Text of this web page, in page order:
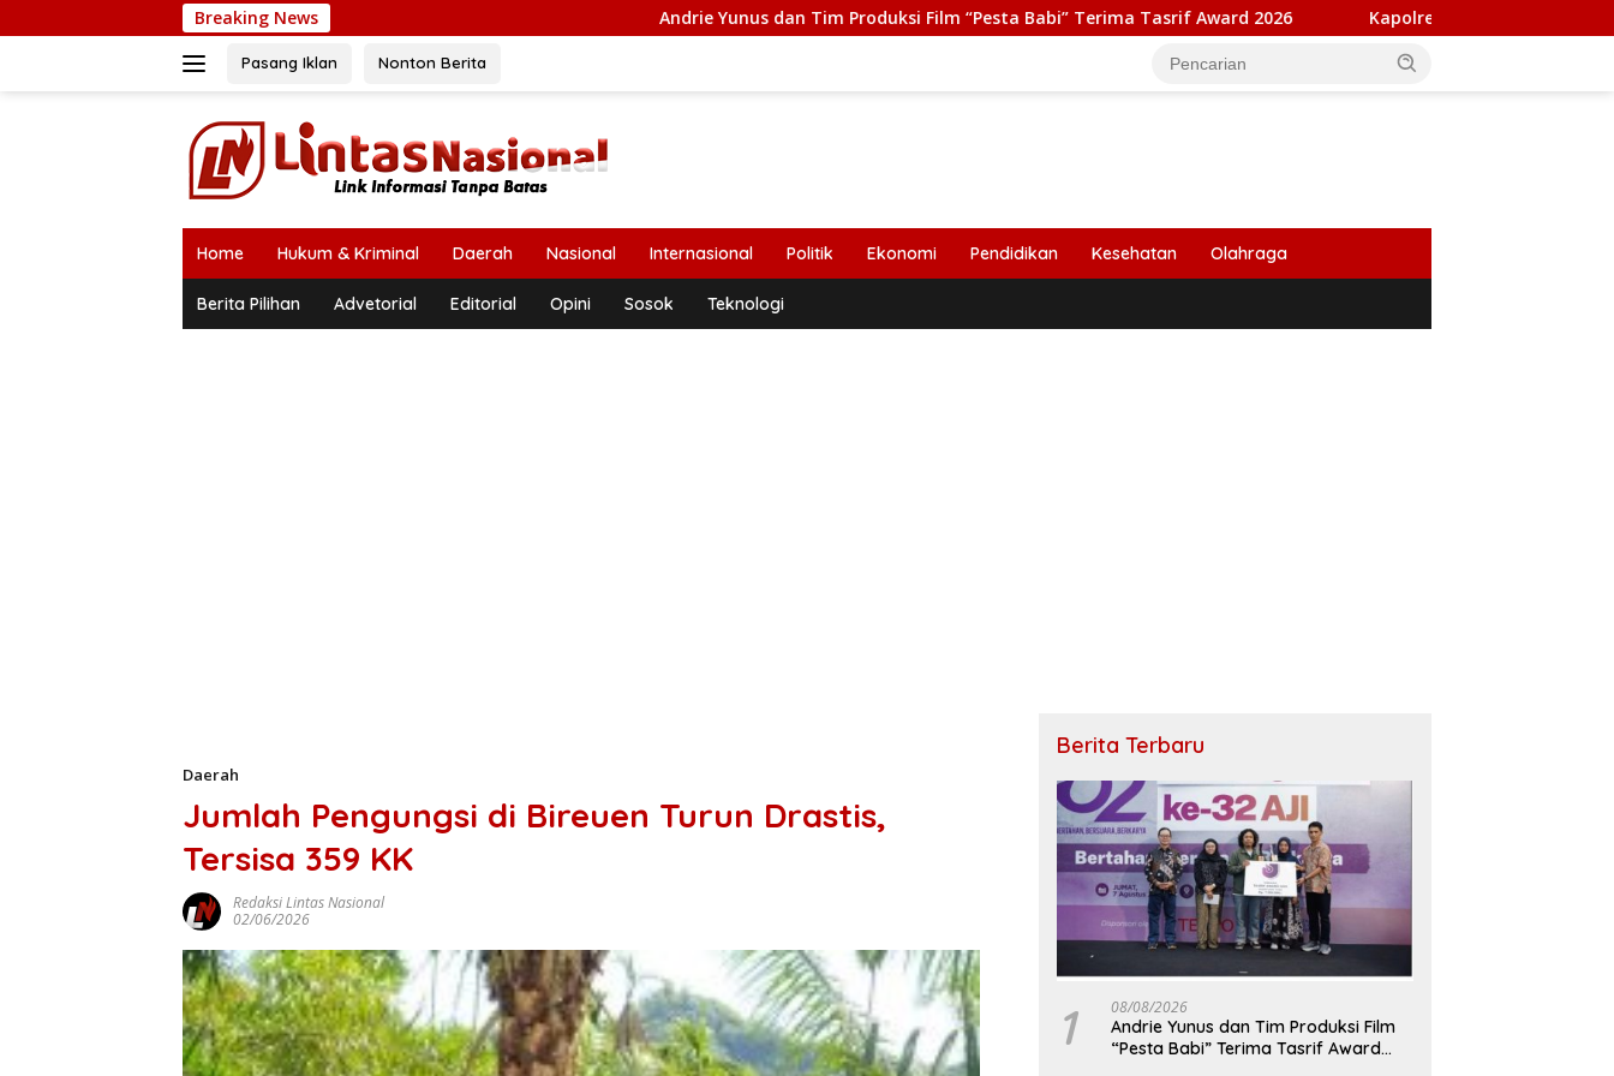
ke
Breaking News Andrie Yunus dan Tim Produksi Film “Pesta Babi” Terima Tasrif Award 2026 Kapolresta Banda Aceh dan Kasat Narkoba
Pasang Iklan Nonton Berita
Home Hukum & Kriminal Daerah Nasional Internasional Politik Ekonomi Pendidikan Kesehatan Olahraga
Berita Pilihan Advetorial Editorial Opini Sosok Teknologi
Daerah
Jumlah Pengungsi di Bireuen Turun Drastis,
Tersisa 359 KK
Redaksi Lintas Nasional
02/06/2026
Berita Terbaru
1 08/08/2026
Andrie Yunus dan Tim Produksi Film
“Pesta Babi” Terima Tasrif Award